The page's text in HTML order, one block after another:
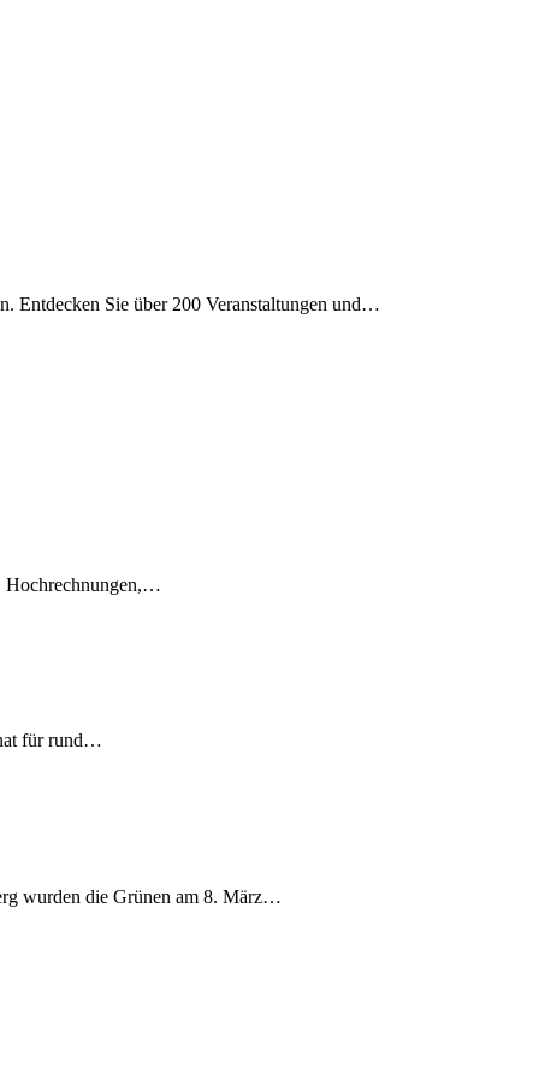
Entdecken Sie über 200 Veranstaltungen und…
Hochrechnungen,…
für rund…
wurden die Grünen am 8. März…